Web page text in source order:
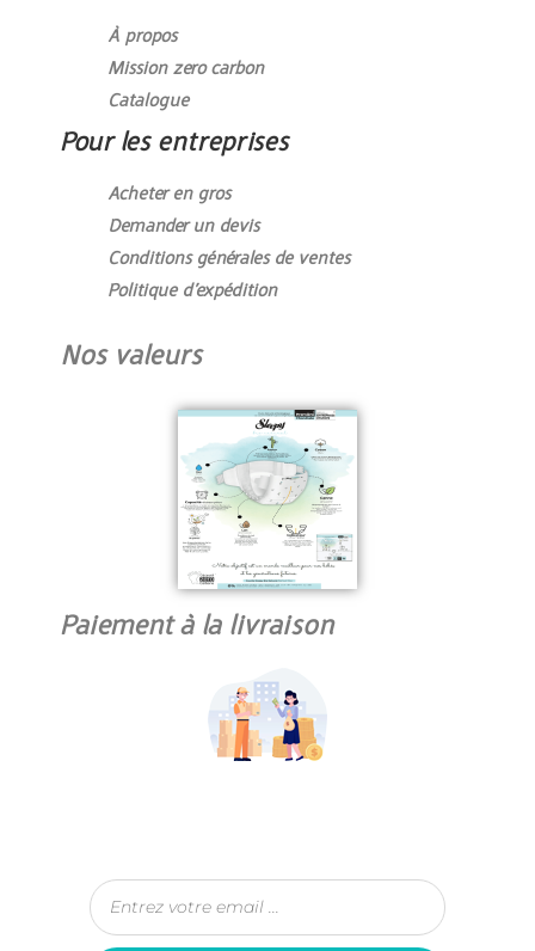
À propos
Mission zero carbon
Catalogue
Pour les entreprises
Acheter en gros
Demander un devis
Conditions générales de ventes
Politique d’expédition
Nos valeurs
Paiement à la livraison